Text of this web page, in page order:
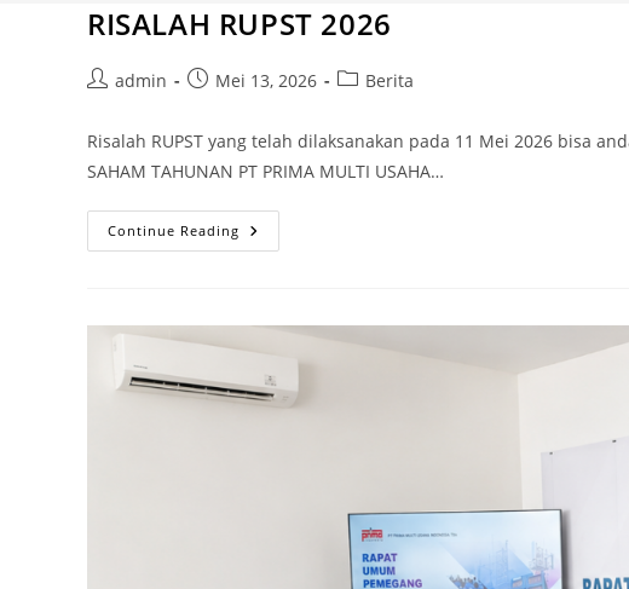
RISALAH RUPST 2026
admin Mei 13, 2026 Berita
Risalah RUPST yang telah dilaksanakan pada 11 Mei 2026 bisa
SAHAM TAHUNAN PT PRIMA MULTI USAHA…
Continue Reading